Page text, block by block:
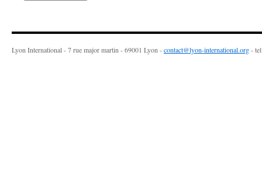
Lyon International - 7 rue major martin - 69001 Lyon -contact@lyon-international.org-